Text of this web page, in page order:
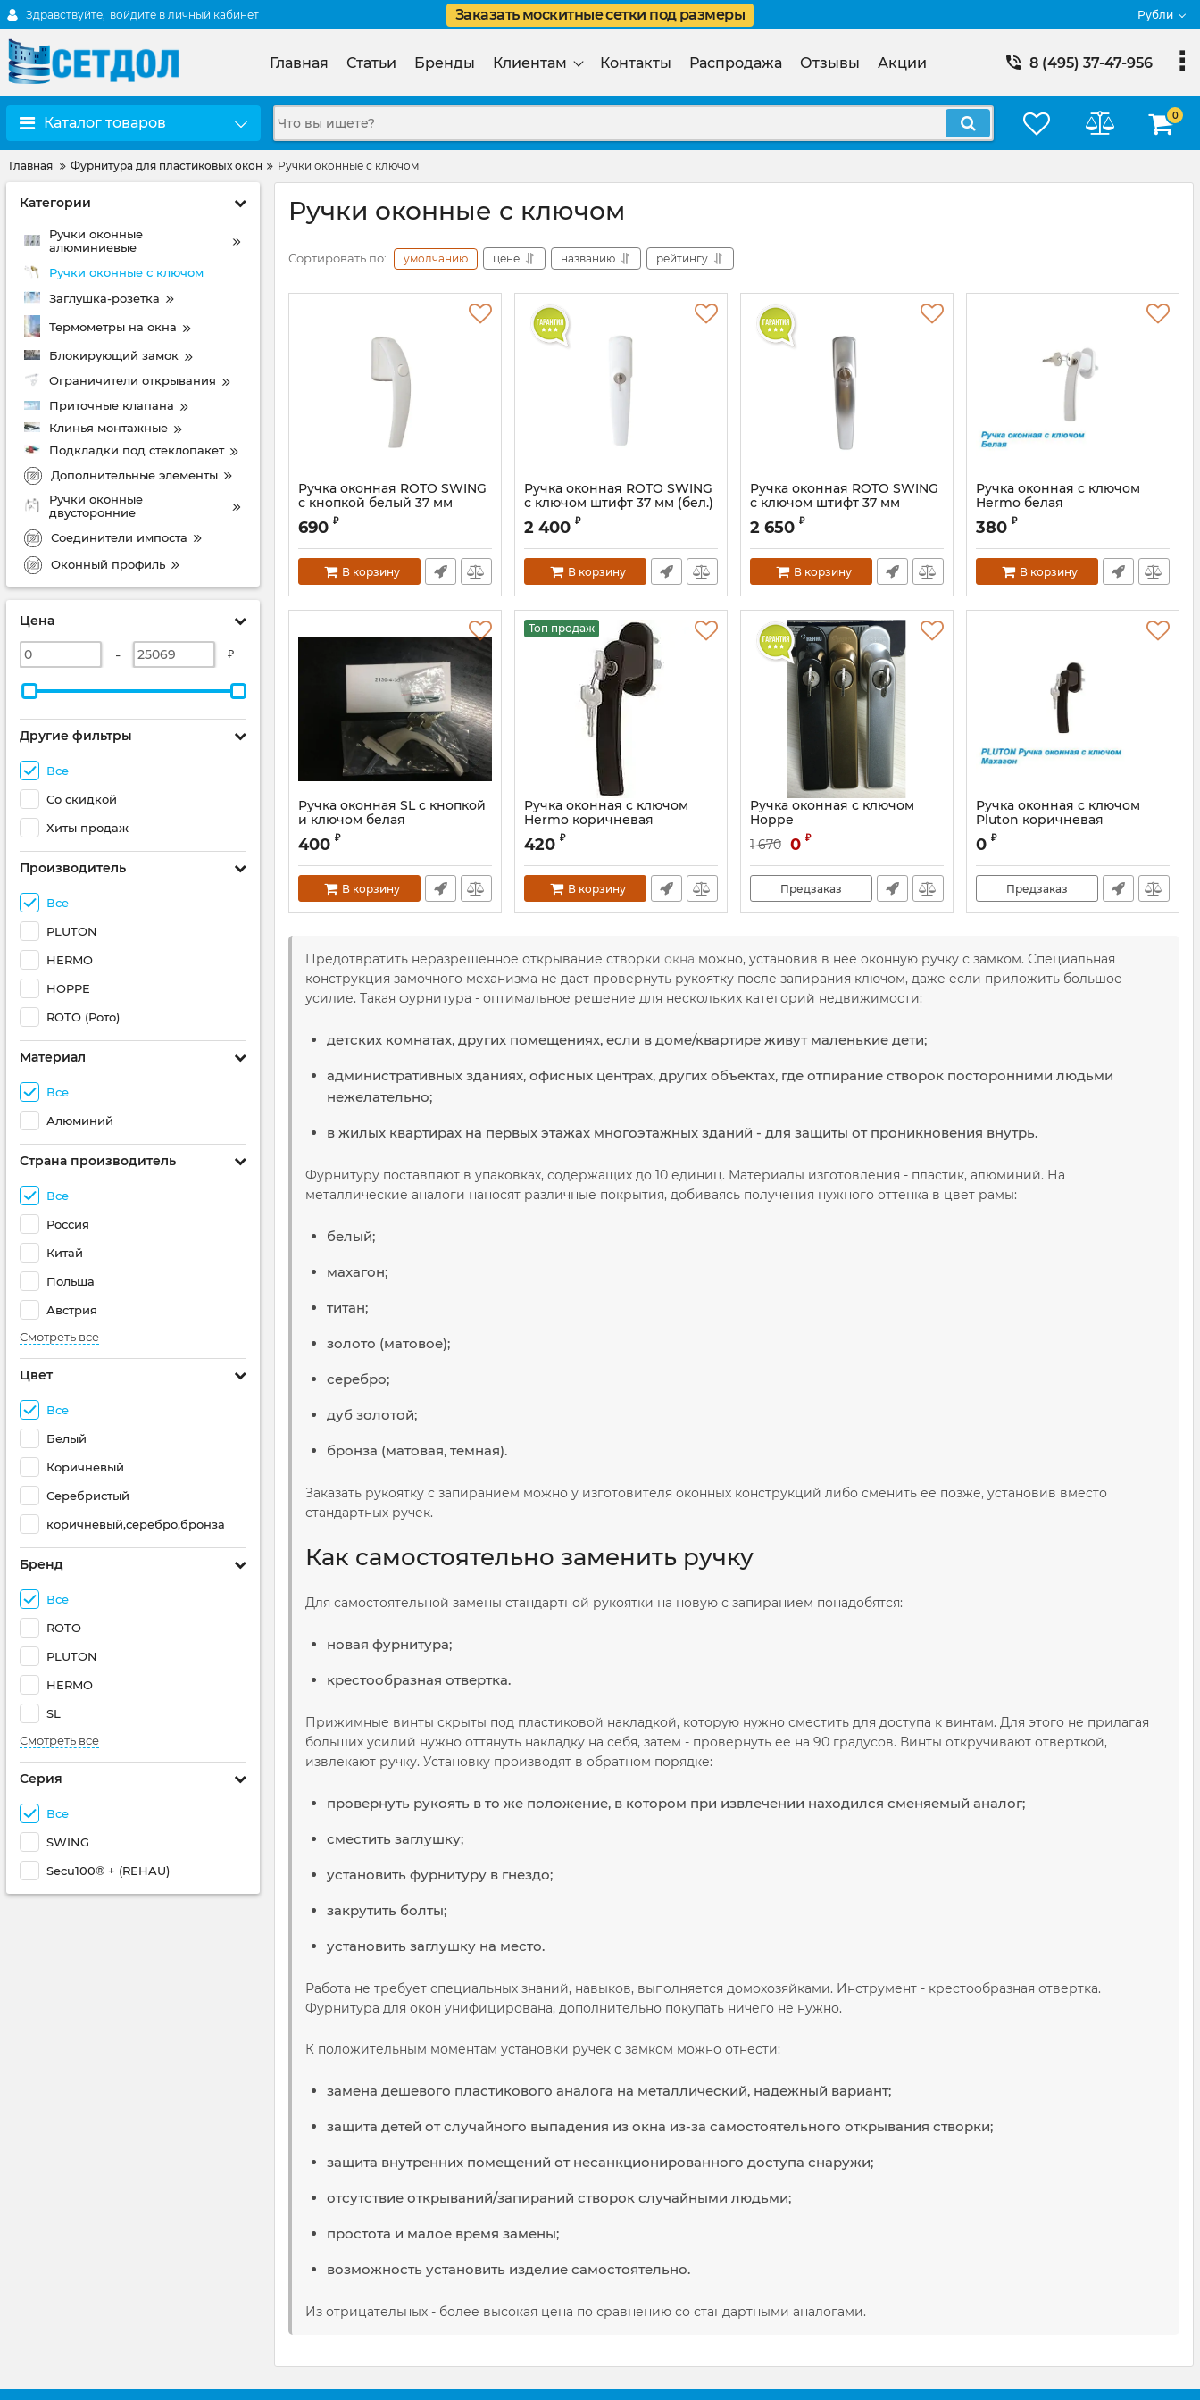
Здравствуйте, войдите в личный кабинет Заказать москитные сетки под размеры Рубли
Главная Статьи Бренды Клиентам Контакты Распродажа Отзывы Акции 8 (495) 37-47-956
Каталог товаров 0
Главная Фурнитура для пластиковых окон Ручки оконные с ключом
Категории
Ручки оконные
алюминиевые
Ручки оконные с ключом
Заглушка-розетка
Термометры на окна
Блокирующий замок
Ограничители открывания
Приточные клапана
Клинья монтажные
Подкладки под стеклопакет
Дополнительные элементы
Ручки оконные
двусторонние
Соединители импоста
Оконный профиль
Цена
- ₽
Другие фильтры
Все
Со скидкой
Хиты продаж
Производитель
Все
PLUTON
HERMO
HOPPE
ROTO (Рото)
Материал
Все
Алюминий
Страна производитель
Все
Россия
Китай
Польша
Австрия
Смотреть все
Цвет
Все
Белый
Коричневый
Серебристый
коричневый,серебро,бронза
Бренд
Все
ROTO
PLUTON
HERMO
SL
Смотреть все
Серия
Все
SWING
Secu100® + (REHAU)
Ручки оконные с ключом
Сортировать по: умолчанию цене названию рейтингу
Ручка оконная ROTO SWING
с кнопкой белый 37 мм
Артикул:
690 ₽
В корзину
Ручка оконная ROTO SWING
с ключом штифт 37 мм (бел.)
Артикул: 632296S
2 400 ₽
В корзину
Ручка оконная ROTO SWING
с ключом штифт 37 мм
(серебро)
Артикул:
2 650 ₽
В корзину
Ручка оконная с ключом
Hermo белая
380 ₽
В корзину
Ручка оконная SL с кнопкой
и ключом белая
400 ₽
В корзину
Топ продаж
Ручка оконная с ключом
Hermo коричневая
420 ₽
В корзину
Ручка оконная с ключом
Hoppe
1 670 0 ₽
Предзаказ
Ручка оконная с ключом
Pluton коричневая
0 ₽
Предзаказ
Предотвратить неразрешенное открывание створки окна можно, установив в нее оконную ручку с замком. Специальная
конструкция замочного механизма не даст провернуть рукоятку после запирания ключом, даже если приложить большое
усилие. Такая фурнитура - оптимальное решение для нескольких категорий недвижимости:
детских комнатах, других помещениях, если в доме/квартире живут маленькие дети;
административных зданиях, офисных центрах, других объектах, где отпирание створок посторонними людьми
нежелательно;
в жилых квартирах на первых этажах многоэтажных зданий - для защиты от проникновения внутрь.
Фурнитуру поставляют в упаковках, содержащих до 10 единиц. Материалы изготовления - пластик, алюминий. На
металлические аналоги наносят различные покрытия, добиваясь получения нужного оттенка в цвет рамы:
белый;
махагон;
титан;
золото (матовое);
серебро;
дуб золотой;
бронза (матовая, темная).
Заказать рукоятку с запиранием можно у изготовителя оконных конструкций либо сменить ее позже, установив вместо
стандартных ручек.
Как самостоятельно заменить ручку
Для самостоятельной замены стандартной рукоятки на новую с запиранием понадобятся:
новая фурнитура;
крестообразная отвертка.
Прижимные винты скрыты под пластиковой накладкой, которую нужно сместить для доступа к винтам. Для этого не прилагая
больших усилий нужно оттянуть накладку на себя, затем - провернуть ее на 90 градусов. Винты откручивают отверткой,
извлекают ручку. Установку производят в обратном порядке:
провернуть рукоять в то же положение, в котором при извлечении находился сменяемый аналог;
сместить заглушку;
установить фурнитуру в гнездо;
закрутить болты;
установить заглушку на место.
Работа не требует специальных знаний, навыков, выполняется домохозяйками. Инструмент - крестообразная отвертка.
Фурнитура для окон унифицирована, дополнительно покупать ничего не нужно.
К положительным моментам установки ручек с замком можно отнести:
замена дешевого пластикового аналога на металлический, надежный вариант;
защита детей от случайного выпадения из окна из-за самостоятельного открывания створки;
защита внутренних помещений от несанкционированного доступа снаружи;
отсутствие открываний/запираний створок случайными людьми;
простота и малое время замены;
возможность установить изделие самостоятельно.
Из отрицательных - более высокая цена по сравнению со стандартными аналогами.